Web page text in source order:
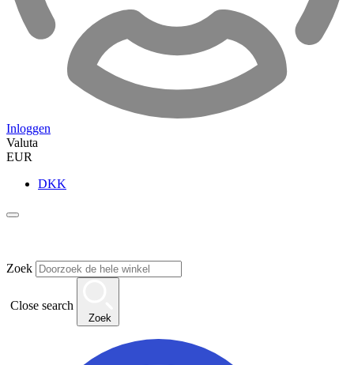
Inloggen
Valuta
EUR
DKK
Zoek
Close search
Zoek